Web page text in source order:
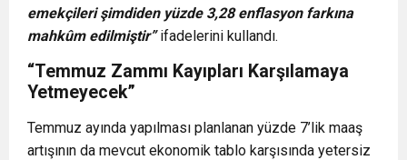
emekçileri şimdiden yüzde 3,28 enflasyon farkına
mahkûm edilmiştir” ifadelerini kullandı.
“Temmuz Zammı Kayıpları Karşılamaya
Yetmeyecek”
Temmuz ayında yapılması planlanan yüzde 7’lik maaş
artışının da mevcut ekonomik tablo karşısında yetersiz